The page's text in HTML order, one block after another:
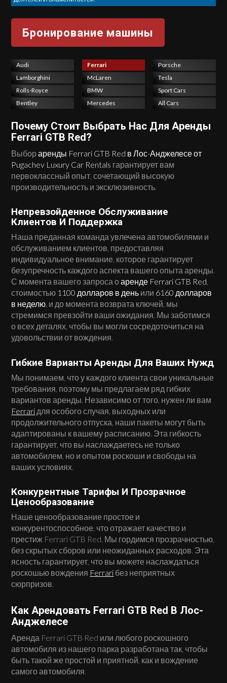
Audi
Lamborghini
Rolls-Royce
Bentley
Ferrari
McLaren
BMW
Mercedes
Porsche
Tesla
Sport Cars
All Cars
Почему Стоит Выбрать Нас Для Аренды
Ferrari GTB Red?
Выбораренды Ferrari GTB Red в Лос-Анджелесе от
Pugachev Luxury Car Rentals гарантирует вам
первоклассный опыт, сочетающий высокую
производительность и эксклюзивность.
Непревзойденное Обслуживание
Клиентов И Поддержка
Наша преданная команда увлечена автомобилями и
обслуживанием клиентов, предоставляя
индивидуальное внимание, которое гарантирует
безупречность каждого аспекта вашего опыта аренды.
С момента вашего запроса оаренде Ferrari GTB Red,
стоимостью 1100 долларов в день или 6160 долларов
в неделю, и до момента возврата ключей, мы
стремимся превзойти ваши ожидания. Мы заботимся
о всех деталях, чтобы вы могли сосредоточиться на
удовольствии от вождения.
Гибкие Варианты Аренды Для Ваших Нужд
Мы понимаем, что у каждого клиента свои уникальные
требования, поэтому мы предлагаем ряд гибких
вариантов аренды. Независимо от того, нужен ли вам
Ferrari для особого случая, выходных или
продолжительного отпуска, наши пакеты могут быть
адаптированы к вашему расписанию. Эта гибкость
гарантирует, что вы наслаждаетесь не только
автомобилем, но и опытом роскоши и свободы на
ваших условиях.
Конкурентные Тарифы И Прозрачное
Ценообразование
Наше ценообразование простое и
конкурентоспособное, что отражает качество и
престиж Ferrari GTB Red. Мы гордимся прозрачностью,
без скрытых сборов или неожиданных расходов. Эта
ясность гарантирует, что вы можете наслаждаться
роскошью вождения Ferrari без неприятных
сюрпризов.
Как Арендовать Ferrari GTB Red В Лос-
Анджелесе
Аренда Ferrari GTB Red или любого роскошного
автомобиля из нашего парка разработана так, чтобы
быть такой же простой и приятной, как и вождение
самого автомобиля.